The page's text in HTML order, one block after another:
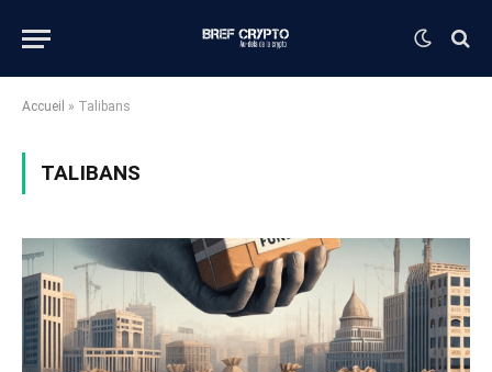
Accueil » Talibans
TALIBANS